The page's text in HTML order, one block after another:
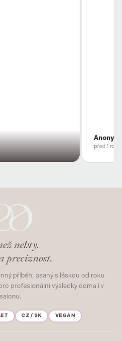
Anonym
před 1
nehty.
preciznost.
příběh, psaný s láskou od roku
profesionální výsledky doma i v
salonu.
CZ / SK VEGAN